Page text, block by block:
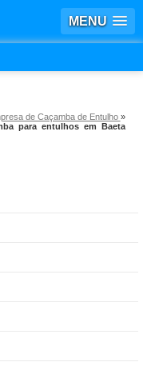
MENU
de Caçamba de Entulho »
para entulhos em Baeta